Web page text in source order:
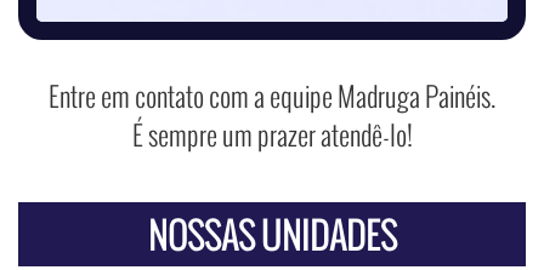
Entre em contato com a equipe Madruga Painéis.
É sempre um prazer atendê-lo!
NOSSAS UNIDADES